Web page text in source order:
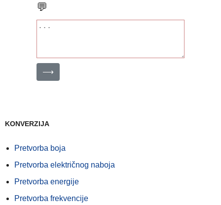
💬
⟶
KONVERZIJA
Pretvorba boja
Pretvorba električnog naboja
Pretvorba energije
Pretvorba frekvencije